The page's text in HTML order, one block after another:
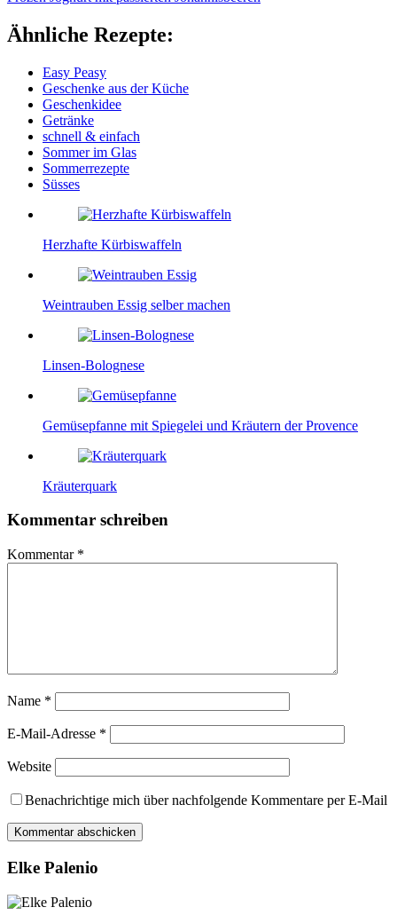
Ähnliche Rezepte:
Easy Peasy
Geschenke aus der Küche
Geschenkidee
Getränke
schnell & einfach
Sommer im Glas
Sommerrezepte
Süsses
Herzhafte Kürbiswaffeln
Weintrauben Essig selber machen
Linsen-Bolognese
Gemüsepfanne mit Spiegelei und Kräutern der Provence
Kräuterquark
Kommentar schreiben
Kommentar *
Name *
E-Mail-Adresse *
Website
Benachrichtige mich über nachfolgende Kommentare per E-Mail
Elke Palenio